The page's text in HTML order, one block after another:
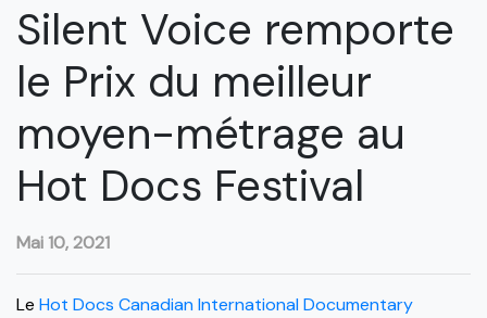
Silent Voice remporte
le Prix du meilleur
moyen-métrage au
Hot Docs Festival
Mai 10, 2021
Le Hot Docs Canadian International Documentary